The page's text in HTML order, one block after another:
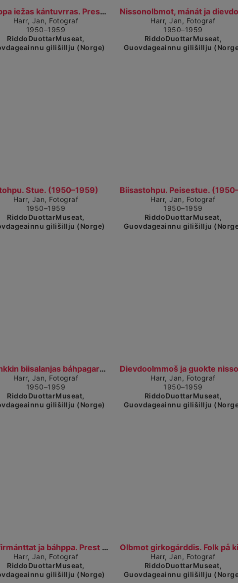
Báhppa iežas kántuvrras. Presten i kontoret sitt....
Visa detaljerad vy
Harr, Jan, Fotograf
1950–1959
RiddoDuottarMuseat,
gilišillju (Norge)
Visa
Harr, Jan, Fotograf
1950–1959
RiddoDuottarMuseat,
Guovdageainnu gilišillju
Stue. (1950–1959)
vy
Harr, Jan, Fotograf
1950–1959
RiddoDuottarMuseat,
gilišillju (Norge)
Visa detaljerad vy
Harr, Jan, Fotograf
1950–1959
RiddoDuottarMuseat,
Guovdageainnu gilišillju
Coahkkin biisalanjas báhpagardimis. Møte i peisest...
Visa detaljerad vy
Harr, Jan, Fotograf
1950–1959
RiddoDuottarMuseat,
gilišillju (Norge)
Harr, Jan, Fotograf
1950–1959
RiddoDuottarMuseat,
Guovdageainnu gilišillju
Konfirmánttat ja báhppa. Prest med konfirmanter.
Visa detaljerad vy
Harr, Jan, Fotograf
RiddoDuottarMuseat,
gilišillju (Norge)
Visa detaljerad vy
Harr, Jan, Fotograf
RiddoDuottarMuseat,
Guovdageainnu gilišillju